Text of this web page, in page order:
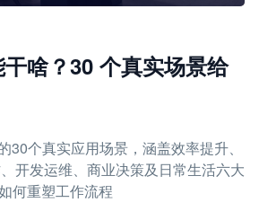
啥？30 个真实场景给
30个真实应用场景，涵盖效率提升、
开发运维、商业决策及日常生活六大
何重塑工作流程